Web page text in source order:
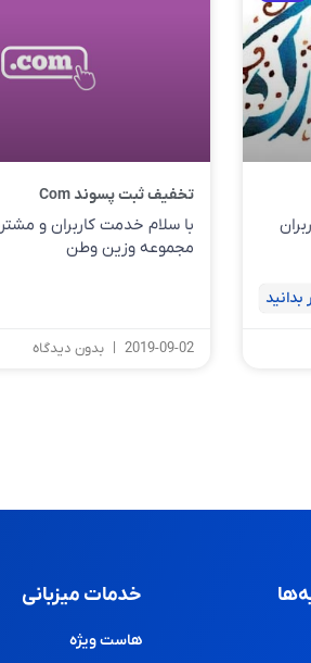
بدانید
تخفیف ثبت پسوند Com
با سلام خدمت کاربران و
مجموعه وزین وطن
2019-09-02 بدون دیدگاه
خدمات میزبانی
هاست ویژه